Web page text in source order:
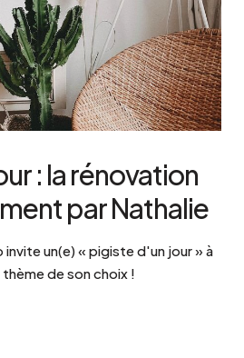
: la rénovation
par Nathalie
un(e) « pigiste d'un jour » à
de son choix !